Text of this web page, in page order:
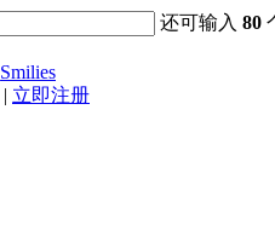
还可输入80
Smilies
| 立即注册